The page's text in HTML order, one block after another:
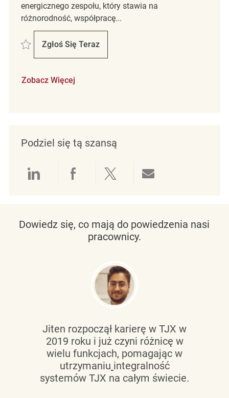
energicznego zespołu, który stawia na
różnorodność, współpracę...
Zapisać Retail Merchandising Coordinator REQ134250
Zgłoś Się Teraz
Retail Merchandising Coordinator
Zobacz Więcej
Podziel się tą szansą
Udostępnianie przez LinkedIn
Udostępnianie przez
Udostępnij przez
Dowiedz się, co mają do powiedzenia nasi
pracownicy.
Jiten rozpoczął karierę w TJX w
2019 roku i już czyni różnicę w
wielu funkcjach, pomagając w
utrzymaniu integralność
systemów TJX na całym świecie.